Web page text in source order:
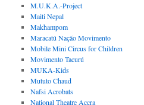
M.U.K.A.-Project
Maiti Nepal
Makhampom
Maracatú Nação Movimento
Mobile Mini Circus for Children
Movimento Tacurú
MUKA-Kids
Mututo Chaud
Nafsi Acrobats
National Theatre Accra